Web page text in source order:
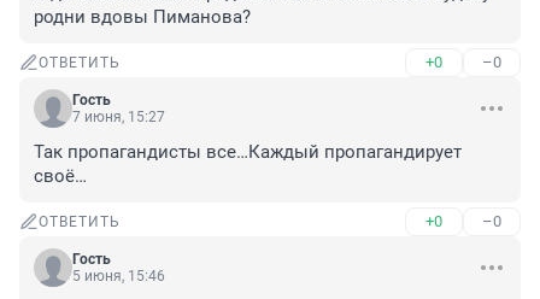
родни вдовы Пиманова?
ОТВЕТИТЬ +0 –0
Гость
7 июня, 15:27
Так пропагандисты все…Каждый пропагандирует
своё…
ОТВЕТИТЬ +0 –0
Гость
5 июня, 15:46